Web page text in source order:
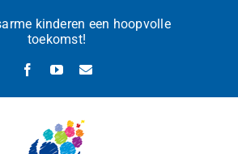
kinderen een hoopvolle
toekomst!
FacebookYouTube
E-